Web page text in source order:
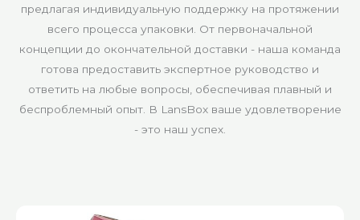
предлагая индивидуальную поддержку на протяжении
всего процесса упаковки. От первоначальной
концепции до окончательной доставки - наша команда
готова предоставить экспертное руководство и
ответить на любые вопросы, обеспечивая плавный и
беспроблемный опыт. В LansBox ваше удовлетворение
- это наш успех.